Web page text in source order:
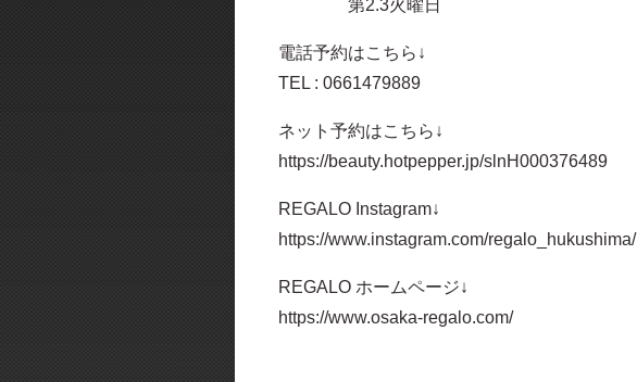
第2.3火曜日
電話予約はこちら↓
TEL : 0661479889
ネット予約はこちら↓
https://beauty.hotpepper.jp/slnH000376489
REGALO Instagram↓
https://www.instagram.com/regalo_hukushima/
REGALO ホームページ↓
https://www.osaka-regalo.com/